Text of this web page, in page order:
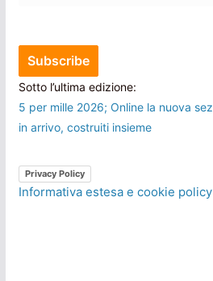
Sotto l’ultima edizione:
5 per mille 2026; Online la nuova
in arrivo, costruiti insieme
Privacy Policy
Informativa estesa e cookie policy